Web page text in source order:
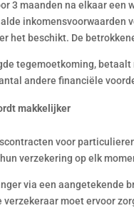
3 maanden na elkaar
het beschikt. De
tegemoetkoming,
andere financiële
makkelijker
voor
verzekering op elk
via een aangetekende
verzekeraar moet ervoor